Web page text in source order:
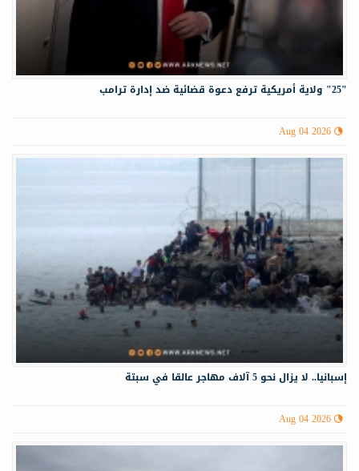
"25" ولاية أمريكية ترفع دعوة قضائية ضد إدارة ترامب
Aug 04 2026
إسبانيا.. لا يزال نحو 5 آلاف مهاجر عالقا في سبتة
Aug 04 2026